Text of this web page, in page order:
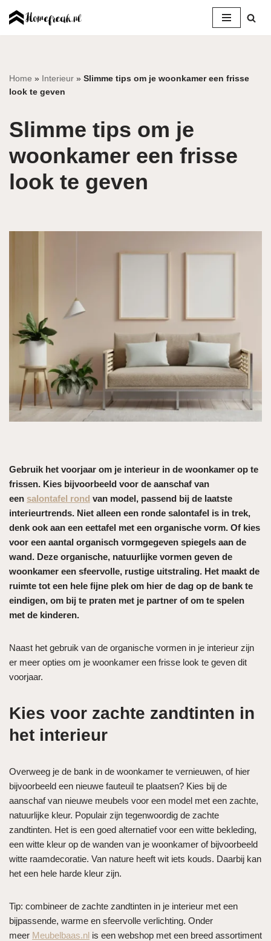
inhoud
Home » Interieur » Slimme tips om je woonkamer een frisse
look te geven
Slimme tips om je
woonkamer een frisse
look te geven
Gebruik het voorjaar om je interieur in de woonkamer op te
frissen. Kies bijvoorbeeld voor de aanschaf van
een salontafel rond van model, passend bij de laatste
interieurtrends. Niet alleen een ronde salontafel is in trek,
denk ook aan een eettafel met een organische vorm. Of kies
voor een aantal organisch vormgegeven spiegels aan de
wand. Deze organische, natuurlijke vormen geven de
woonkamer een sfeervolle, rustige uitstraling. Het maakt de
ruimte tot een hele fijne plek om hier de dag op de bank te
eindigen, om bij te praten met je partner of om te spelen
met de kinderen.
Naast het gebruik van de organische vormen in je interieur zijn
er meer opties om je woonkamer een frisse look te geven dit
voorjaar.
Kies voor zachte zandtinten in
het interieur
Overweeg je de bank in de woonkamer te vernieuwen, of hier
bijvoorbeeld een nieuwe fauteuil te plaatsen? Kies bij de
aanschaf van nieuwe meubels voor een model met een zachte,
natuurlijke kleur. Populair zijn tegenwoordig de zachte
zandtinten. Het is een goed alternatief voor een witte bekleding,
een witte kleur op de wanden van je woonkamer of bijvoorbeeld
witte raamdecoratie. Van nature heeft wit iets kouds. Daarbij kan
het een hele harde kleur zijn.
Tip: combineer de zachte zandtinten in je interieur met een
bijpassende, warme en sfeervolle verlichting. Onder
meer Meubelbaas.nl is een webshop met een breed assortiment